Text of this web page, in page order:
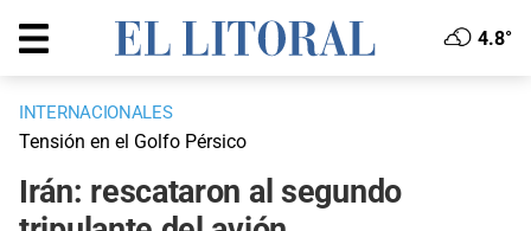
4.8°
INTERNACIONALES
Tensión en el Golfo Pérsico
Irán: rescataron al segundo